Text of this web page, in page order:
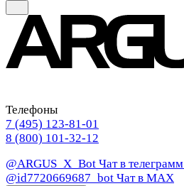
Телефоны
7 (495) 123-81-01
8 (800) 101-32-12
@ARGUS_X_Bot Чат в телеграмм
@id7720669687_bot Чат в МАХ